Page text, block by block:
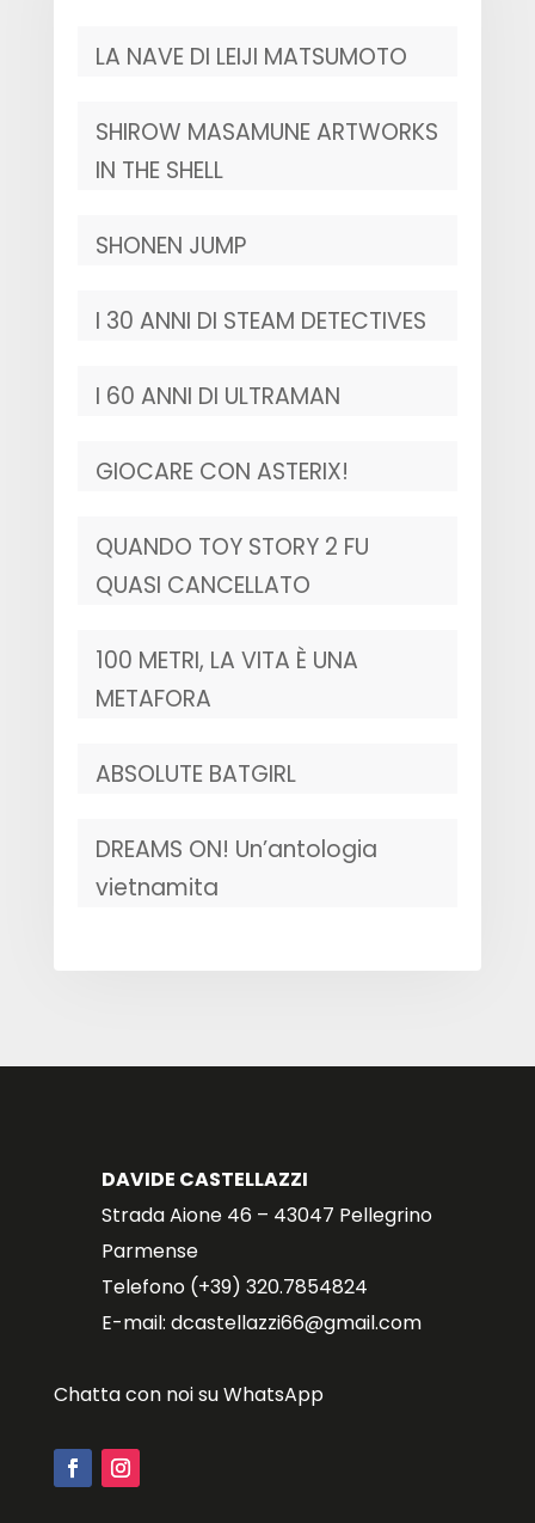
LA NAVE DI LEIJI MATSUMOTO
SHIROW MASAMUNE ARTWORKS
IN THE SHELL
SHONEN JUMP
I 30 ANNI DI STEAM DETECTIVES
I 60 ANNI DI ULTRAMAN
GIOCARE CON ASTERIX!
QUANDO TOY STORY 2 FU
QUASI CANCELLATO
100 METRI, LA VITA È UNA
METAFORA
ABSOLUTE BATGIRL
DREAMS ON! Un’antologia
vietnamita
DAVIDE CASTELLAZZI
Strada Aione 46 – 43047 Pellegrino
Parmense
Telefono (+39) 320.7854824
E-mail: dcastellazzi66@gmail.com
Chatta con noi su WhatsApp